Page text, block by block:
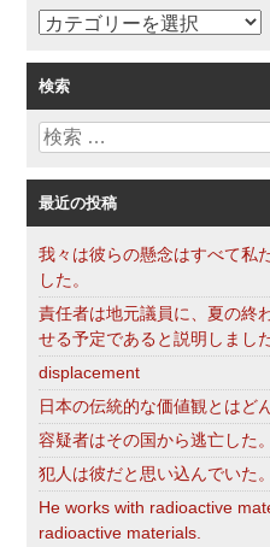
カ
ゴ
リ
ー
検索
検
最近の投稿
我々は彼らの懸念はすべて私
した。
責任者は地元議員に、夏の終
せる予定であると説明しました
displacement
日本の伝統的な価値観とはど
容疑者はその国から逃亡した。
犯人は彼だと思い込んでいた。
He works with radioactive
radioactive materials.